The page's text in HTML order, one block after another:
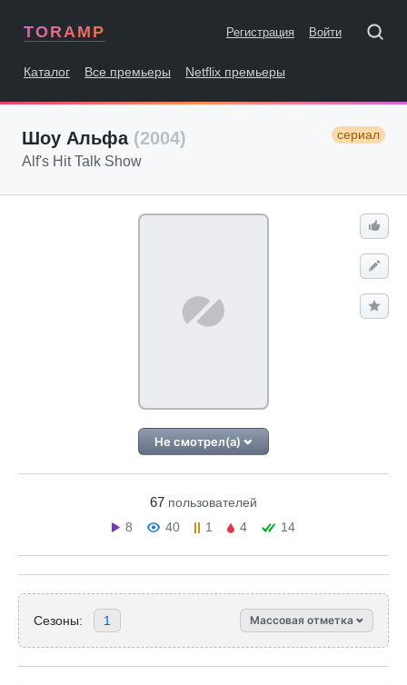
TORAMP Регистрация Войти
Каталог Все премьеры Netflix премьеры
Шоу Альфа (2004) сериал
Alf's Hit Talk Show
Не смотрел(а)
67 пользователей
8
40 1 4 14
Сезоны: 1 Массовая отметка